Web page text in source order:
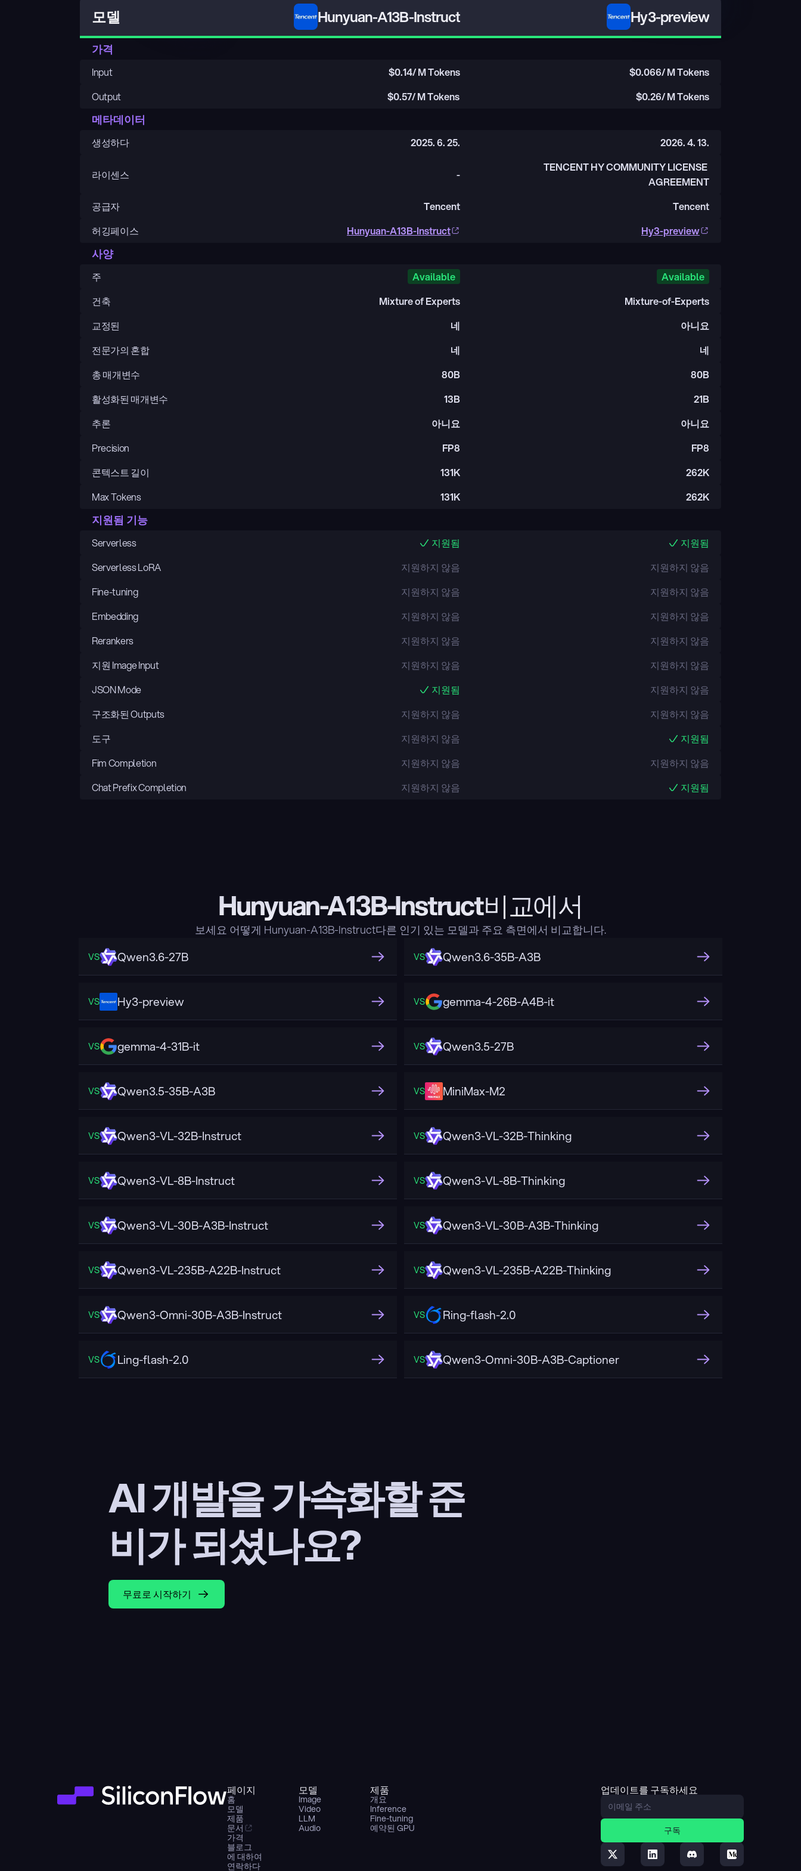
모델 Hunyuan-A13B-Instruct Hy3-preview
가격
Input $0.14/ M Tokens $0.066/ M Tokens
Output
$0.57/ M Tokens $0.26/ M Tokens
메타데이터
생성하다 2025. 6. 25. 2026. 4. 13.
라이센스 -
TENCENT HY COMMUNITY LICENSE
AGREEMENT
공급자
Tencent
Tencent
허깅페이스
Hunyuan-A13B-Instruct Hy3-preview
사양
주 Available
Available
건축
Mixture of Experts
Mixture-of-Experts
교정된
네
아니요
전문가의 혼합
네
네
총 매개변수
80B
80B
활성화된 매개변수
13B
21B
추론
아니요
아니요
Precision
FP8
FP8
콘텍스트 길이
131K
262K
Max Tokens
131K 262K
지원됨 기능
Serverless 지원됨
지원됨
Serverless LoRA
지원하지 않음
지원하지 않음
Fine-tuning
지원하지 않음
지원하지 않음
Embedding
지원하지 않음
지원하지 않음
Rerankers
지원하지 않음
지원하지 않음
지원 Image Input
지원하지 않음
지원하지 않음
JSON Mode
지원됨
지원하지 않음
구조화된 Outputs
지원하지 않음
지원하지 않음
도구
지원하지 않음
지원됨
Fim Completion
지원하지 않음
지원하지 않음
Chat Prefix Completion
지원하지 않음 지원됨
Hunyuan-A13B-Instruct비교에서
보세요 어떻게 Hunyuan-A13B-Instruct다른 인기 있는 모델과 주요 측면에서 비교합니다.
VS Qwen3.6-27B VS Qwen3.6-35B-A3B
VS Hy3-preview VS gemma-4-26B-A4B-it
VS gemma-4-31B-it VS Qwen3.5-27B
VS Qwen3.5-35B-A3B VS MiniMax-M2
VS Qwen3-VL-32B-Instruct VS Qwen3-VL-32B-Thinking
VS Qwen3-VL-8B-Instruct VS Qwen3-VL-8B-Thinking
VS Qwen3-VL-30B-A3B-Instruct VS Qwen3-VL-30B-A3B-Thinking
VS Qwen3-VL-235B-A22B-Instruct VS Qwen3-VL-235B-A22B-Thinking
VS Qwen3-Omni-30B-A3B-Instruct VS Ring-flash-2.0
VS Ling-flash-2.0 VS Qwen3-Omni-30B-A3B-Captioner
AI 개발을 가속화할 준
비가 되셨나요?
무료로 시작하기
페이지
홈
모델
제품
문서
가격
블로그
에 대하여
연락하다
모델
Image
Video
LLM
Audio
제품
개요
Inference
Fine-tuning
예약된 GPU
업데이트를 구독하세요
구독